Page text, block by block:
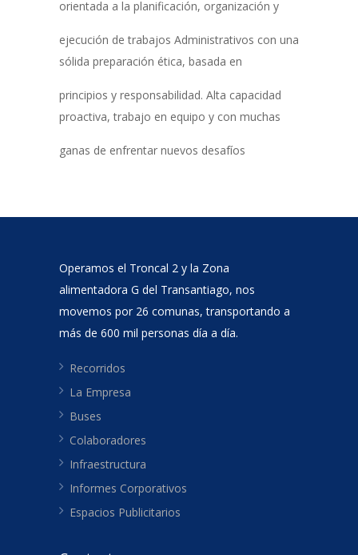
orientada a la planificación, organización y
ejecución de trabajos Administrativos con una
sólida preparación ética, basada en
principios y responsabilidad. Alta capacidad
proactiva, trabajo en equipo y con muchas
ganas de enfrentar nuevos desafíos
Operamos el Troncal 2 y la Zona
alimentadora G del Transantiago, nos
movemos por 26 comunas, transportando a
más de 600 mil personas día a día.
Recorridos
La Empresa
Buses
Colaboradores
Infraestructura
Informes Corporativos
Espacios Publicitarios